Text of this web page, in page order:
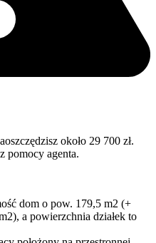
około 29 700 zł.
pomocy agenta.
dom o pow. 179,5 m2 (+
a powierzchnia działek to